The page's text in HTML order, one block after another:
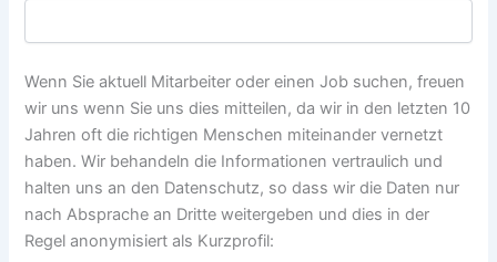
s
l
e
a
v
e
t
h
Wenn Sie aktuell Mitarbeiter oder einen Job suchen, freuen
wir uns wenn Sie uns dies mitteilen, da wir in den letzten 10
Jahren oft die richtigen Menschen miteinander vernetzt
haben. Wir behandeln die Informationen vertraulich und
halten uns an den Datenschutz, so dass wir die Daten nur
nach Absprache an Dritte weitergeben und dies in der
Regel anonymisiert als Kurzprofil: